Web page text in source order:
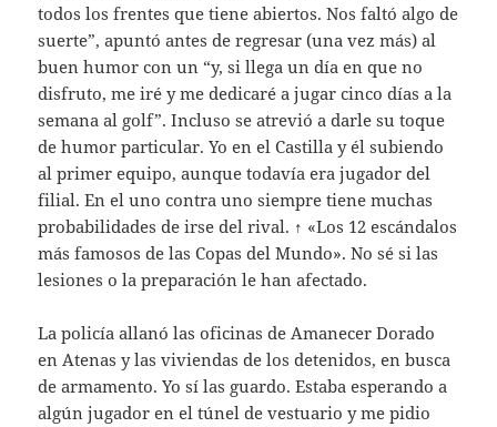
todos los frentes que tiene abiertos. Nos faltó algo de
suerte”, apuntó antes de regresar (una vez más) al
buen humor con un “y, si llega un día en que no
disfruto, me iré y me dedicaré a jugar cinco días a la
semana al golf”. Incluso se atrevió a darle su toque
de humor particular. Yo en el Castilla y él subiendo
al primer equipo, aunque todavía era jugador del
filial. En el uno contra uno siempre tiene muchas
probabilidades de irse del rival. ↑ «Los 12 escándalos
más famosos de las Copas del Mundo». No sé si las
lesiones o la preparación le han afectado.
La policía allanó las oficinas de Amanecer Dorado
en Atenas y las viviendas de los detenidos, en busca
de armamento. Yo sí las guardo. Estaba esperando a
algún jugador en el túnel de vestuario y me pidio